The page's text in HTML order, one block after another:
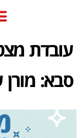
עובדת
סבא: מורן